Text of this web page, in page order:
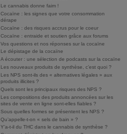
Le cannabis donne faim !
Cocaïne : les signes que votre consommation
dérape
Cocaïne : des risques accrus pour le coeur
Cocaïne : entraide et soutien grâce aux forums
Vos questions et nos réponses sur la cocaïne
Le dépistage de la cocaïne
A écouter : une sélection de podcasts sur la cocaïne
Les nouveaux produits de synthèse, c’est quoi ?
Les NPS sont-ils des « alternatives légales » aux
produits illicites ?
Quels sont les principaux risques des NPS ?
Les compositions des produits annoncées sur les
sites de vente en ligne sont-elles fiables ?
Sous quelles formes se présentent les NPS ?
Qu’appelle-t-on « sels de bain » ?
Y’a-t-il du THC dans le cannabis de synthèse ?